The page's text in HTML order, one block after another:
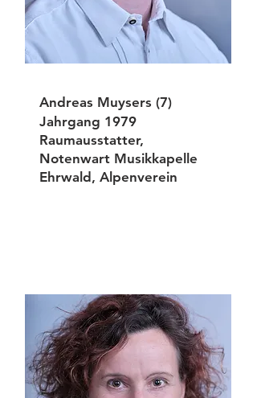
Andreas Muysers (7)
Jahrgang 1979
Raumausstatter,
Notenwart Musikkapelle
Ehrwald, Alpenverein